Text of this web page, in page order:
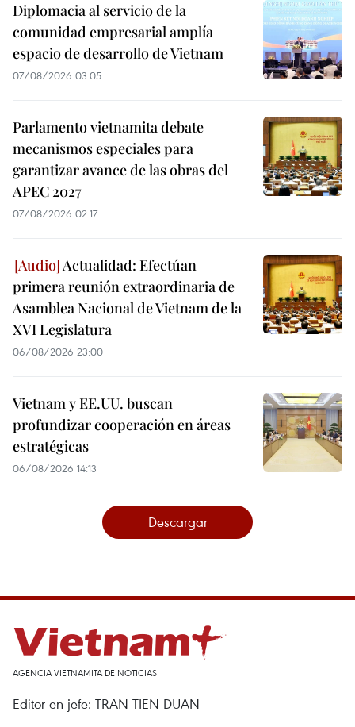
Diplomacia al servicio de la
comunidad empresarial amplía
espacio de desarrollo de Vietnam
07/08/2026 03:05
Parlamento vietnamita debate
mecanismos especiales para
garantizar avance de las obras del
APEC 2027
07/08/2026 02:17
Actualidad: Efectúan
primera reunión extraordinaria de
Asamblea Nacional de Vietnam de la
XVI Legislatura
06/08/2026 23:00
Vietnam y EE.UU. buscan
profundizar cooperación en áreas
estratégicas
06/08/2026 14:13
Descargar
AGENCIA VIETNAMITA DE NOTICIAS
Editor en jefe: TRAN TIEN DUAN